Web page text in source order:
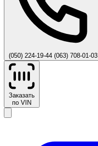
(050) 224-19-44 (063) 708-01-03
Заказать
по VIN